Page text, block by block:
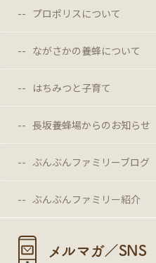
プロポリスについて
ながさかの養蜂について
はちみつと子育て
長坂養蜂場からのお知らせ
ぶんぶんファミリーブログ
ぶんぶんファミリー紹介
メルマガ／SNS